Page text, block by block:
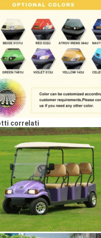
correlati